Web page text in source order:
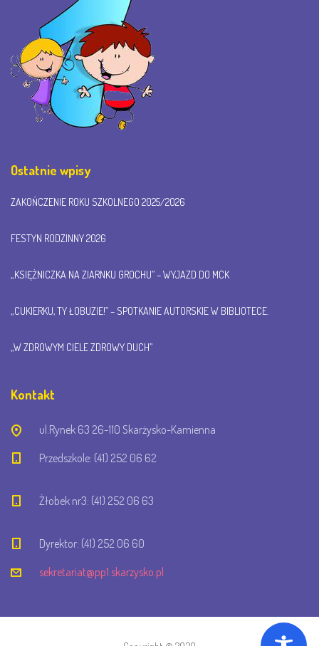
Ostatnie wpisy
ZAKOŃCZENIE ROKU SZKOLNEGO 2025/2026
FESTYN RODZINNY 2026
„KSIĘŻNICZKA NA ZIARNKU GROCHU” – WYJAZD DO MCK
„CUKIERKU, TY ŁOBUZIE!” – SPOTKANIE AUTORSKIE W BIBLIOTECE.
„W ZDROWYM CIELE ZDROWY DUCH”
Kontakt
ul.Rynek 63 26-110 Skarżysko-Kamienna
Przedszkole: (41) 252 06 62
Żłobek nr3: (41) 252 06 63
Dyrektor: (41) 252 06 60
sekretariat@pp1.skarzysko.pl